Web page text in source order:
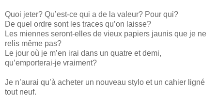
Quoi jeter? Qu’est-ce qui a de la valeur? Pour qui?
De quel ordre sont les traces qu’on laisse?
Les miennes seront-elles de vieux papiers jaunis que je ne
relis même pas?
Le jour où je m’en irai dans un quatre et demi,
qu’emporterai-je vraiment?
Je n’aurai qu’à acheter un nouveau stylo et un cahier ligné
tout neuf.